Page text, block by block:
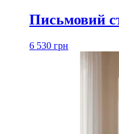
Письмовий
6 530 грн